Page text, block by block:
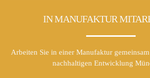
IN MANUFAKTUR
Arbeiten Sie in einer Manufaktur
nachhaltigen Entwicklung